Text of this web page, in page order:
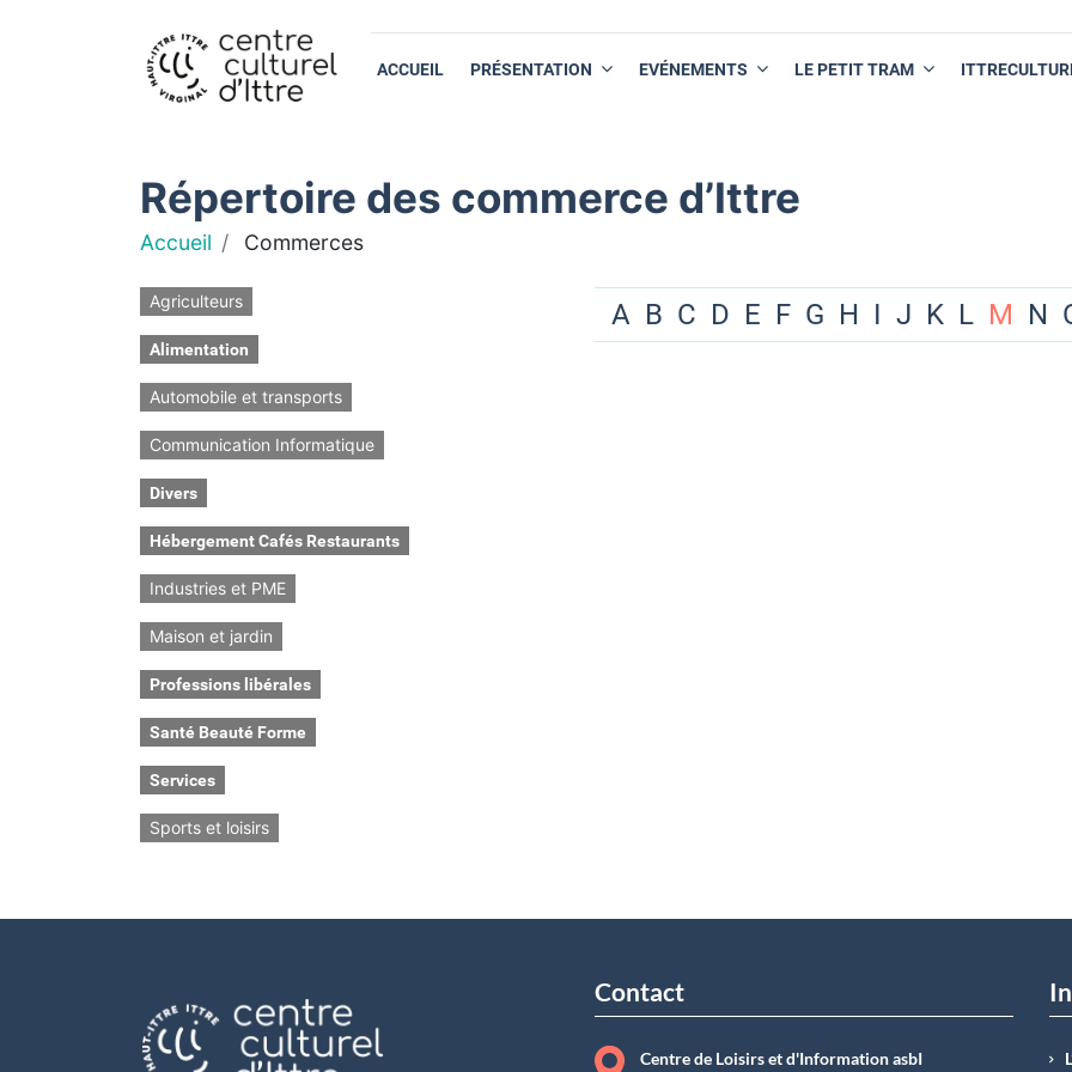
ACCUEIL PRÉSENTATION EVÉNEMENTS LE PETIT TRAM
Répertoire des commerce d’Ittre
Accueil Commerces
Agriculteurs
Alimentation
Automobile et transports
Communication Informatique
Divers
Hébergement Cafés Restaurants
Industries et PME
Maison et jardin
Professions libérales
Santé Beauté Forme
Services
Sports et loisirs
A B C D E F G H I J K L M N
Contact
Centre de Loisirs et d'Information asbI